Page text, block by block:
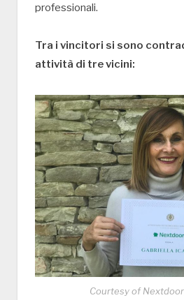
professionali.
Tra i vincitori si sono
attività di tre vicini:
Courtesy of